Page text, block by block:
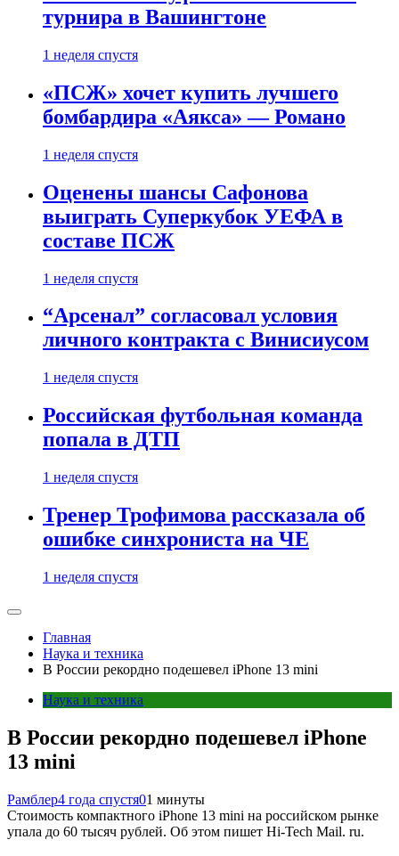
турнира в Вашингтоне
1 неделя спустя
«ПСЖ» хочет купить лучшего
бомбардира «Аякса» — Романо
1 неделя спустя
Оценены шансы Сафонова
выиграть Суперкубок УЕФА в
составе ПСЖ
1 неделя спустя
“Арсенал” согласовал условия
личного контракта с Винисиусом
1 неделя спустя
Российская футбольная команда
попала в ДТП
1 неделя спустя
Тренер Трофимова рассказала об
ошибке синхрониста на ЧЕ
1 неделя спустя
Главная
Наука и техника
В России рекордно подешевел iPhone 13 mini
Наука и техника
В России рекордно подешевел iPhone
13 mini
Рамблер4 года спустя01 минуты
Стоимость компактного iPhone 13 mini на российском рынке
упала до 60 тысяч рублей. Об этом пишет Hi-Tech Mail. ru.